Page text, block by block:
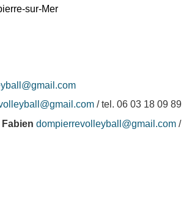
sur-Mer
/ tel. 06 03 18 09 89
Fabien dompierrevolleyball@gmail.com /